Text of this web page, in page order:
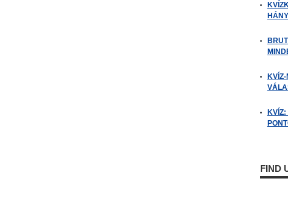
FIND